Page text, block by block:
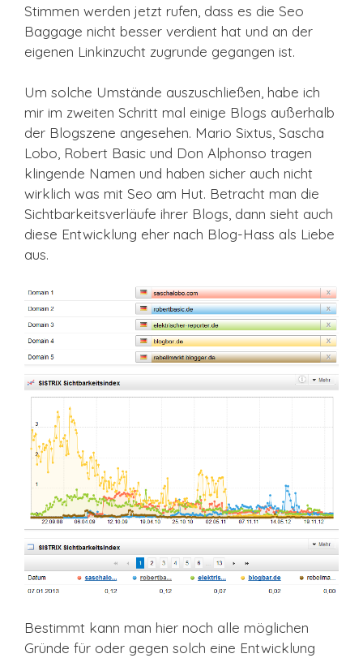
Stimmen werden jetzt rufen, dass es die Seo
Baggage nicht besser verdient hat und an der
eigenen Linkinzucht zugrunde gegangen ist.
Um solche Umstände auszuschließen, habe ich
mir im zweiten Schritt mal einige Blogs außerhalb
der Blogszene angesehen. Mario Sixtus, Sascha
Lobo, Robert Basic und Don Alphonso tragen
klingende Namen und haben sicher auch nicht
wirklich was mit Seo am Hut. Betracht man die
Sichtbarkeitsverläufe ihrer Blogs, dann sieht auch
diese Entwicklung eher nach Blog-Hass als Liebe
aus.
Bestimmt kann man hier noch alle möglichen
Gründe für oder gegen solch eine Entwicklung